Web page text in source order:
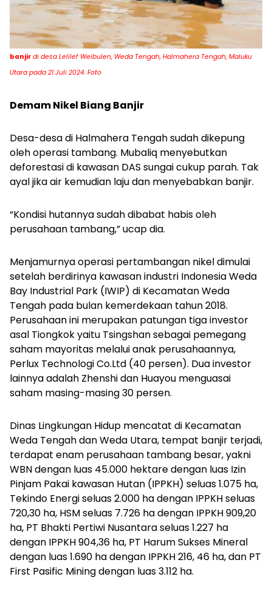
banjir di desa Lelilef Weibulen, Weda Tengah, Halmahera Tengah, Maluku
Utara pada 21 Juli 2024. Foto
Demam Nikel Biang Banjir
Desa-desa di Halmahera Tengah sudah dikepung
oleh operasi tambang. Mubaliq menyebutkan
deforestasi di kawasan DAS sungai cukup parah. Tak
ayal jika air kemudian laju dan menyebabkan banjir.
“Kondisi hutannya sudah dibabat habis oleh
perusahaan tambang,” ucap dia.
Menjamurnya operasi pertambangan nikel dimulai
setelah berdirinya kawasan industri Indonesia Weda
Bay Industrial Park (IWIP) di Kecamatan Weda
Tengah pada bulan kemerdekaan tahun 2018.
Perusahaan ini merupakan patungan tiga investor
asal Tiongkok yaitu Tsingshan sebagai pemegang
saham mayoritas melalui anak perusahaannya,
Perlux Technologi Co.Ltd (40 persen). Dua investor
lainnya adalah Zhenshi dan Huayou menguasai
saham masing-masing 30 persen.
Dinas Lingkungan Hidup mencatat di Kecamatan
Weda Tengah dan Weda Utara, tempat banjir terjadi,
terdapat enam perusahaan tambang besar, yakni
WBN dengan luas 45.000 hektare dengan luas Izin
Pinjam Pakai kawasan Hutan (IPPKH) seluas 1.075 ha,
Tekindo Energi seluas 2.000 ha dengan IPPKH seluas
720,30 ha, HSM seluas 7.726 ha dengan IPPKH 909,20
ha, PT Bhakti Pertiwi Nusantara seluas 1.227 ha
dengan IPPKH 904,36 ha, PT Harum Sukses Mineral
dengan luas 1.690 ha dengan IPPKH 216, 46 ha, dan PT
First Pasific Mining dengan luas 3.112 ha.